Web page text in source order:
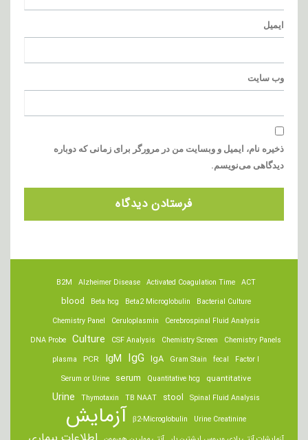
ایمیل
وب‌ سایت
ذخیره نام، ایمیل و وبسایت من در مرورگر برای زمانی که دوباره
دیدگاهی می‌نویسم.
ACT
Activated Coagulation Time
Alzheimer Disease
B2M
Bacterial Culture
Beta2 Microglobulin
Beta hcg
blood
Cerebrospinal Fluid Analysis
Ceruloplasmin
Chemistry Panel
Chemistry Panels
Chemistry Screen
CSF Analysis
Culture
DNA Probe
Factor I
fecal
Gram Stain
IgA
IgG
IgM
PCR
plasma
quantitative
Quantitative hcg
serum
Serum or Urine
Spinal Fluid Analysis
stool
TB NAAT
Thymotaxin
Urine
Urine Creatinine
β2-Microglobulin آزمایش